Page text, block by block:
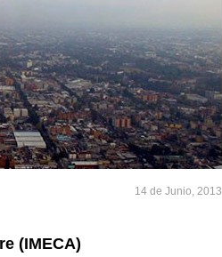
14 de Junio, 2013
(IMECA)